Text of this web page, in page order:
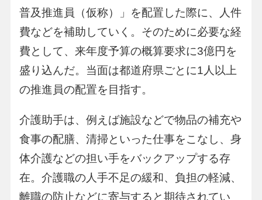
普及推進員（仮称）」を配置した際に、人件
費などを補助していく。そのために必要な経
費として、来年度予算の概算要求に3億円を
盛り込んだ。当面は都道府県ごとに1人以上
の推進員の配置を目指す。
介護助手は、例えば施設などで物品の補充や
食事の配膳、清掃といった仕事をこなし、身
体介護などの担い手をバックアップする存
在。介護職の人手不足の緩和、負担の軽減、
離職の防止などに寄与すると期待されてい